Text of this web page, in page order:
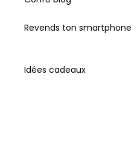
Revends ton smartphone
Idées cadeaux